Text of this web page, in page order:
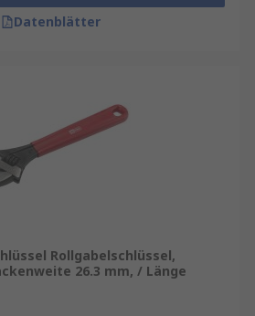
Datenblätter
Rollgabelschlüssel,
26.3 mm, / Länge